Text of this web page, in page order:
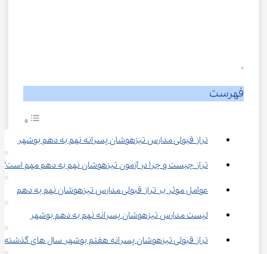
0
فهرست
تراز قبولی مدارس تیزهوشان پسرانه نهم به دهم بوشهر
تراز چیست و چرا در آزمون تیزهوشان نهم به دهم مهم است؟
عوامل موثر بر تراز قبولی مدارس تیزهوشان نهم به دهم
لیست مدارس تیزهوشان پسرانه نهم به دهم بوشهر
تراز قبولی تیزهوشان پسرانه هفتم بوشهر سال های گذشته